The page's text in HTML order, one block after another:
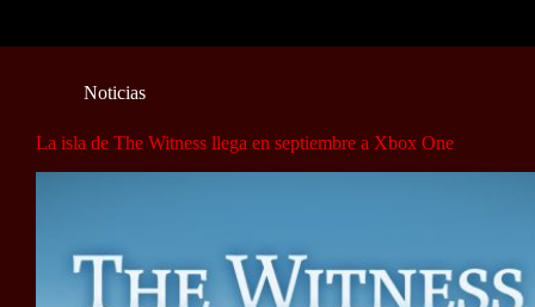
Noticias
La isla de The Witness llega en septiembre a Xbox One